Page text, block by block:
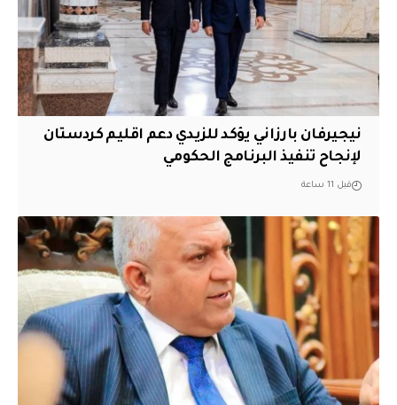
نيجيرفان بارزاني يؤكد للزيدي دعم اقليم ‏كردستان
لإنجاح تنفيذ البرنامج الحكومي
قبل 11 ساعة